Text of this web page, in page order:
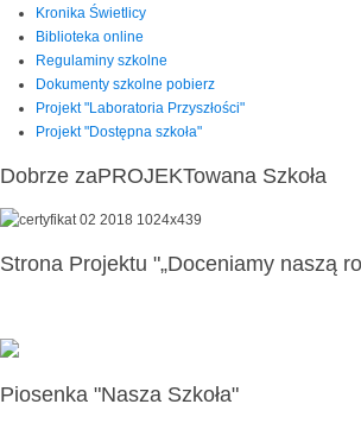
Kronika Świetlicy
Biblioteka online
Regulaminy szkolne
Dokumenty szkolne pobierz
Projekt "Laboratoria Przyszłości"
Projekt "Dostępna szkoła"
Dobrze zaPROJEKTowana Szkoła
Strona Projektu "„Doceniamy naszą
Piosenka "Nasza Szkoła"